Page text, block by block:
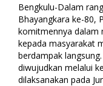
Bengkulu-Dalam
Bhayangkara ke-80,
komitmennya dalam
kepada masyarakat
berdampak
diwujudkan melalui
dilaksanakan pada